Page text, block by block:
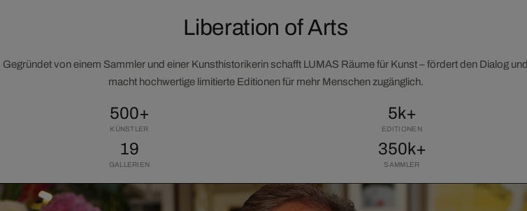
Liberation of Arts
Gegründet von einem Sammler und einer Kunsthistorikerin schafft LUMAS Räume für Kunst – fördert den Dialog und
macht hochwertige limitierte Editionen für mehr Menschen zugänglich.
500+
KÜNSTLER
5k+
EDITIONEN
19
GALLERIEN
350k+
SAMMLER